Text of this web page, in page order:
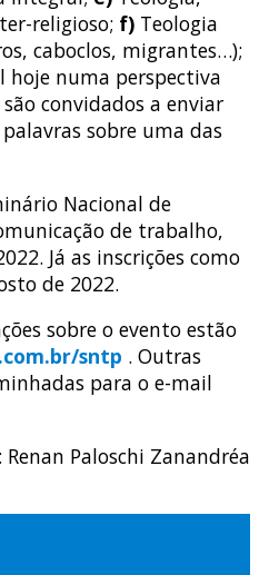
religioso; f) Teologia
caboclos, migrantes…);
hoje numa perspectiva
convidados a enviar
sobre uma das
Nacional de
de trabalho,
Já as inscrições como
de 2022.
sobre o evento estão
sntp . Outras
para o e-mail
Renan Paloschi Zanandréa